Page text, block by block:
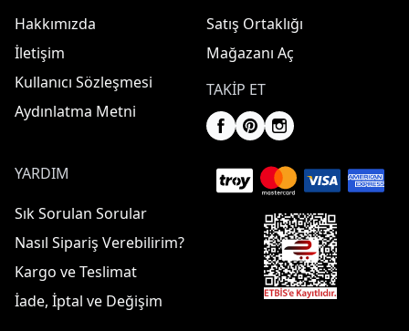
Hakkımızda
İletişim
Kullanıcı Sözleşmesi
Aydınlatma Metni
Satış Ortaklığı
Mağazanı Aç
TAKIP ET
YARDIM
Sık Sorulan Sorular
Nasıl Sipariş Verebilirim?
Kargo ve Teslimat
İade, İptal ve Değişim